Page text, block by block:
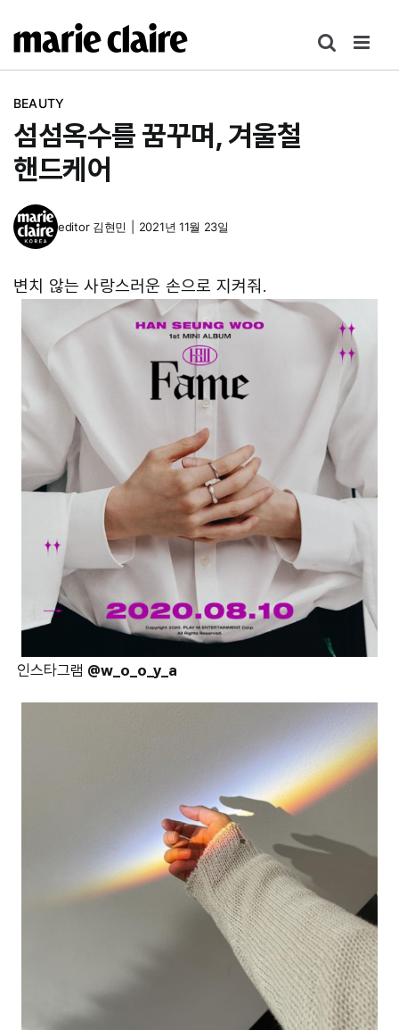
텐
BEAUTY
섬섬옥수를 꿈꾸며, 겨울철
핸드케어
editor 김현민 2021년 11월 23일
변치 않는 사랑스러운 손으로 지켜줘.
인스타그램 @w_o_o_y_a